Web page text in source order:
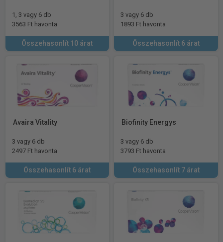
1, 3 vagy 6 db
3563 Ft havonta
Összehasonlít 10 árat
3 vagy 6 db
1893 Ft havonta
Összehasonlít 6 árat
Avaira Vitality
3 vagy 6 db
2497 Ft havonta
Összehasonlít 6 árat
Biofinity Energys
3 vagy 6 db
3793 Ft havonta
Összehasonlít 7 árat